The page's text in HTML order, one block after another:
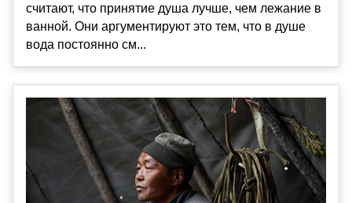
считают, что принятие душа лучше, чем лежание в
ванной. Они аргументируют это тем, что в душе
вода постоянно см...